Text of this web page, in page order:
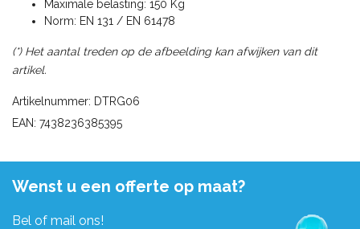
Maximale belasting: 150 Kg
Norm: EN 131 / EN 61478
(*) Het aantal treden op de afbeelding kan afwijken van dit
artikel.
Artikelnummer: DTRG06
EAN: 7438236385395
Wenst u een offerte op maat?
Bel of mail ons!